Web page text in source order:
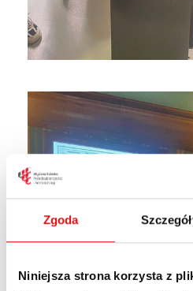
Zgoda
Niniejsza strona korzysta z